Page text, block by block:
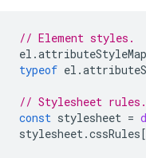
// Element styles.
el .attributeStyleMap
typeof el .
// Stylesheet rules.
const stylesheet =
stylesheet.cssRules[